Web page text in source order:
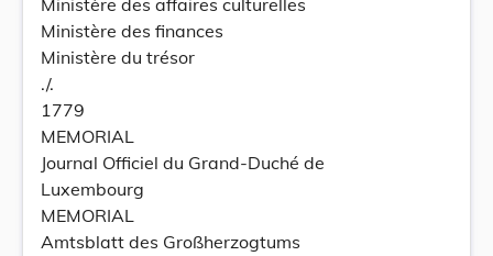
Ministère des affaires culturelles
Ministère des finances
Ministère du trésor
./.
1779
MEMORIAL
Journal Officiel du Grand-Duché de
Luxembourg
MEMORIAL
Amtsblatt des Großherzogtums